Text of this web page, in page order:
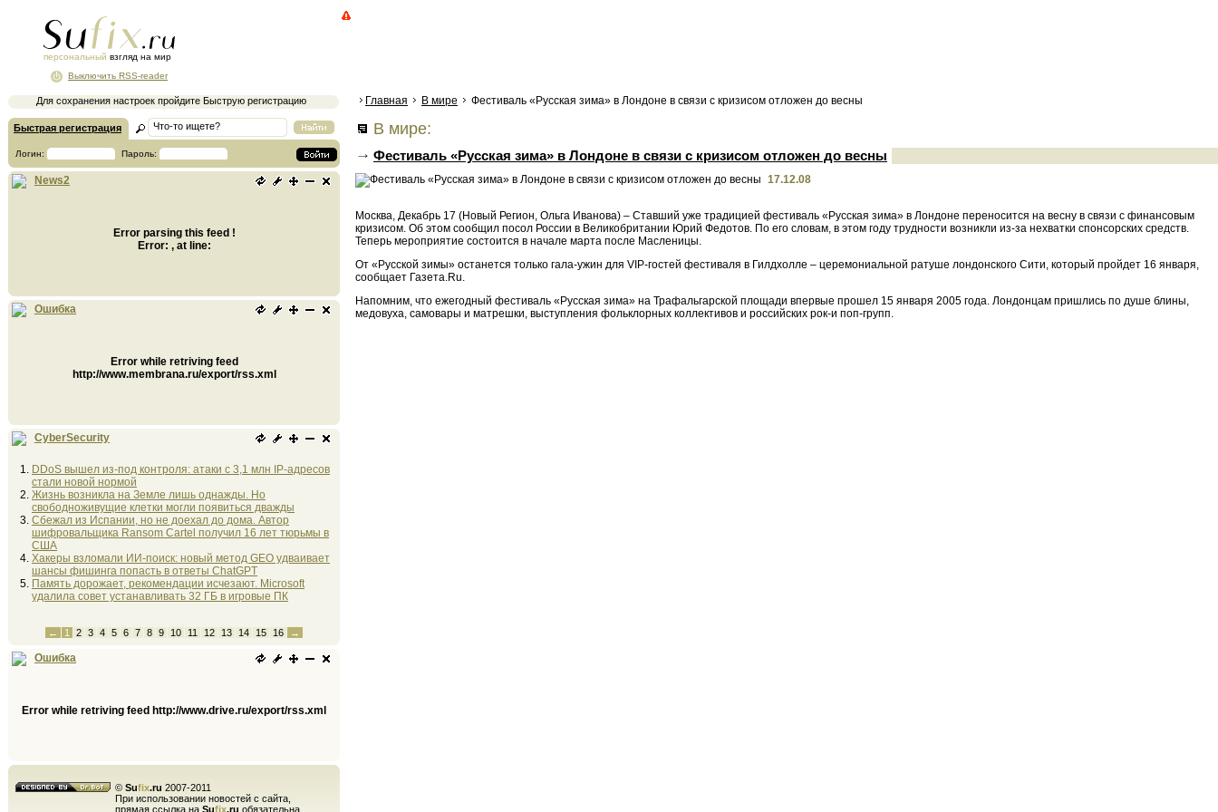
персональный взгляд на мир
Для сохранения настроек пройдите Быструю регистрацию
Выключить RSS-reader
Быстрая регистрация
Логин: Пароль:
News2
Error parsing this feed !
Error: , at line:
Ошибка
Error while retriving feed
http://www.membrana.ru/export/rss.xml
CyberSecurity
DDoS вышел из-под контроля: атаки с 3,1 млн IP-адресов
стали новой нормой
Жизнь возникла на Земле лишь однажды. Но
свободноживущие клетки могли появиться дважды
Сбежал из Испании, но не доехал до дома. Автор
шифровальщика Ransom Cartel получил 16 лет тюрьмы в
США
Хакеры взломали ИИ-поиск: новый метод GEO удваивает
шансы фишинга попасть в ответы ChatGPT
Память дорожает, рекомендации исчезают. Microsoft
удалила совет устанавливать 32 ГБ в игровые ПК
← 1 2 3 4 5 6 7 8 9 10 11 12 13 14 15 16 →
Ошибка
Error while retriving feed http://www.drive.ru/export/rss.xml
© Sufix.ru 2007-2011
При использовании новостей с сайта,
прямая ссылка на Sufix.ru обязательна
Главная В мире Фестиваль «Русская зима» в Лондоне в связи с кризисом отложен до весны
В мире:
Фестиваль «Русская зима» в Лондоне в связи с кризисом отложен до весны
17.12.08
Москва, Декабрь 17 (Новый Регион, Ольга Иванова) – Ставший уже традицией фестиваль «Русская зима» в Лондоне переносится на весну в связи с финансовым
кризисом. Об этом сообщил посол России в Великобритании Юрий Федотов. По его словам, в этом году трудности возникли из-за нехватки спонсорских средств.
Теперь мероприятие состоится в начале марта после Масленицы.
От «Русской зимы» останется только гала-ужин для VIP-гостей фестиваля в Гилдхолле – церемониальной ратуше лондонского Сити, который пройдет 16 января,
сообщает Газета.Ru.
Напомним, что ежегодный фестиваль «Русская зима» на Трафальгарской площади впервые прошел 15 января 2005 года. Лондонцам пришлись по душе блины,
медовуха, самовары и матрешки, выступления фольклорных коллективов и российских рок-и поп-групп.